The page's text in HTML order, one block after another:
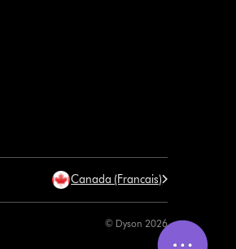
Canada (Francais)
© Dyson 2026